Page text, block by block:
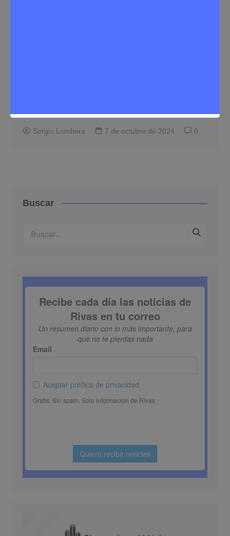
este festival de humor
Sergio Lombera 7 de octubre de 2024 0
Buscar